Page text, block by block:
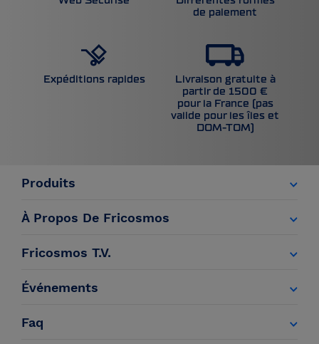
de paiement
Expéditions rapides
Livraison gratuite à
partir de 1500 €
pour la France (pas
valide pour les îles et
DOM-TOM)
Produits
À Propos De Fricosmos
Fricosmos T.V.
Événements
Faq